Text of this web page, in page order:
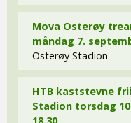
Mova Osterøy
måndag 7.
Osterøy Stadion
HTB kaststevne
Stadion torsdag